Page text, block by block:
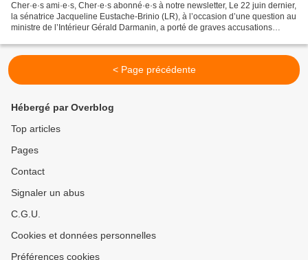
Cher·e·s ami·e·s, Cher·e·s abonné·e·s à notre newsletter, Le 22 juin dernier,
la sénatrice Jacqueline Eustache-Brinio (LR), à l’occasion d’une question au
ministre de l’Intérieur Gérald Darmanin, a porté de graves accusations
< Page précédente
Hébergé par Overblog
Top articles
Pages
Contact
Signaler un abus
C.G.U.
Cookies et données personnelles
Préférences cookies